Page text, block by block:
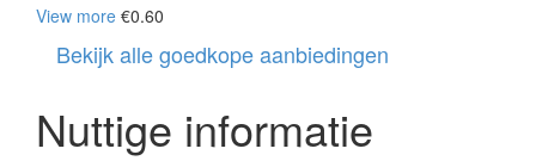
View more €0.60
Bekijk alle goedkope aanbiedingen
Nuttige informatie